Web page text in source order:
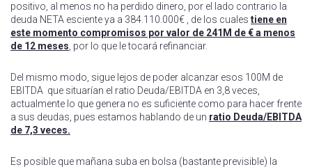
positivo, al menos no ha perdido dinero, por el lado contrario la
deuda NETA esciente ya a 384.110.000€ , de los cuales tiene en
este momento compromisos por valor de 241M de € a menos
de 12 meses , por lo que le tocará refinanciar.
Del mismo modo, sigue lejos de poder alcanzar esos 100M de
EBITDA que situarían el ratio Deuda/EBITDA en 3,8 veces,
actualmente lo que genera no es suficiente como para hacer frente
a sus deudas, pues estamos hablando de un ratio Deuda/EBITDA
de 7,3 veces.
Es posible que mañana suba en bolsa (bastante previsible) la